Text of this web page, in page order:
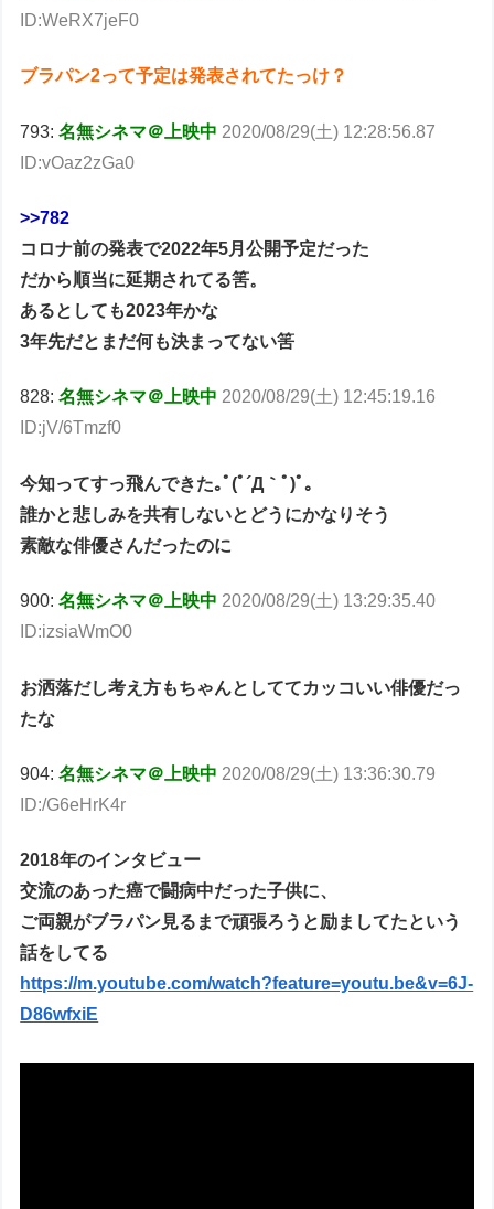
ID:WeRX7jeF0
ブラパン2って予定は発表されてたっけ？
793:名無シネマ＠上映中 2020/08/29(土) 12:28:56.87
ID:vOaz2zGa0
>>782
コロナ前の発表で2022年5月公開予定だった
だから順当に延期されてる筈。
あるとしても2023年かな
3年先だとまだ何も決まってない筈
828:名無シネマ＠上映中 2020/08/29(土) 12:45:19.16
ID:jV/6Tmzf0
今知ってすっ飛んできた｡ﾟ(ﾟ´Д｀ﾟ)ﾟ｡
誰かと悲しみを共有しないとどうにかなりそう
素敵な俳優さんだったのに
900:名無シネマ＠上映中 2020/08/29(土) 13:29:35.40
ID:izsiaWmO0
お洒落だし考え方もちゃんとしててカッコいい俳優だっ
たな
904:名無シネマ＠上映中 2020/08/29(土) 13:36:30.79
ID:/G6eHrK4r
2018年のインタビュー
交流のあった癌で闘病中だった子供に、
ご両親がブラパン見るまで頑張ろうと励ましてたという
話をしてる
https://m.youtube.com/watch?feature=youtu.be&v=6J-
D86wfxiE